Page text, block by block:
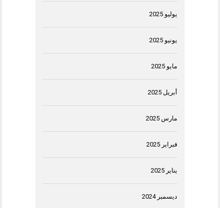
يوليو 2025
يونيو 2025
مايو 2025
أبريل 2025
مارس 2025
فبراير 2025
يناير 2025
ديسمبر 2024